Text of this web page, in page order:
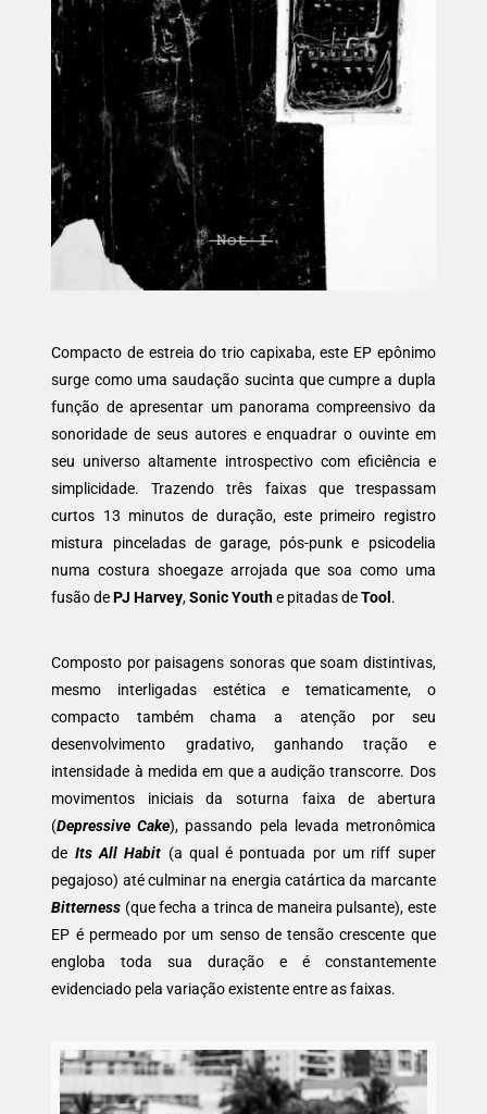
Compacto de estreia do trio capixaba, este EP epônimo
surge como uma saudação sucinta que cumpre a dupla
função de apresentar um panorama compreensivo da
sonoridade de seus autores e enquadrar o ouvinte em
seu universo altamente introspectivo com eficiência e
simplicidade. Trazendo três faixas que trespassam
curtos 13 minutos de duração, este primeiro registro
mistura pinceladas de garage, pós-punk e psicodelia
numa costura shoegaze arrojada que soa como uma
fusão dePJ Harvey,Sonic Youthe pitadas deTool .
Composto por paisagens sonoras que soam distintivas,
mesmo interligadas estética e tematicamente, o
compacto também chama a atenção por seu
desenvolvimento gradativo, ganhando tração e
intensidade à medida em que a audição transcorre. Dos
movimentos iniciais da soturna faixa de abertura
(Depressive Cake), passando pela levada metronômica
de Its All Habit (a qual é pontuada por um riff super
pegajoso) até culminar na energia catártica da marcante
Bitterness (que fecha a trinca de maneira pulsante), este
EP é permeado por um senso de tensão crescente que
engloba toda sua duração e é constantemente
evidenciado pela variação existente entre as faixas.